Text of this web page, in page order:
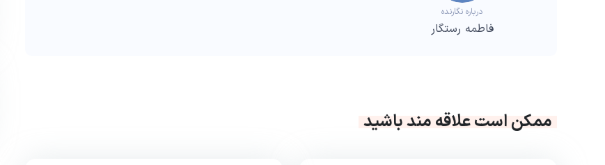
درباره نگارنده
فاطمه رستگار
ممکن است علاقه مند باشید